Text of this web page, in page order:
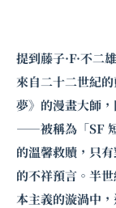
提到藤子·F·不二
來自二十二世紀
夢》的漫畫大師
——被稱為「SF
的溫馨救贖，只
的不祥預言。半
本主義的漩渦中